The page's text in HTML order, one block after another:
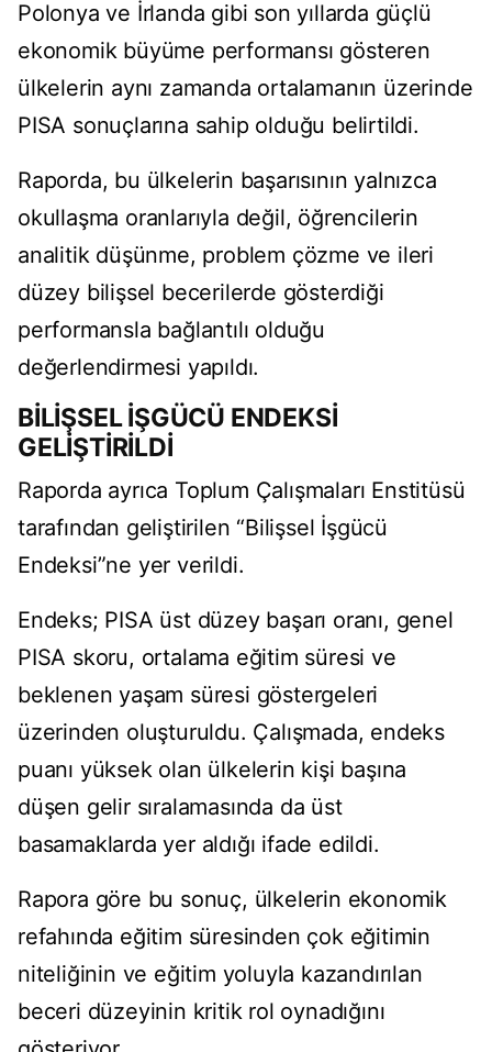
Polonya ve İrlanda gibi son yıllarda güçlü
ekonomik büyüme performansı gösteren
ülkelerin aynı zamanda ortalamanın üzerinde
PISA sonuçlarına sahip olduğu belirtildi.
Raporda, bu ülkelerin başarısının yalnızca
okullaşma oranlarıyla değil, öğrencilerin
analitik düşünme, problem çözme ve ileri
düzey bilişsel becerilerde gösterdiği
performansla bağlantılı olduğu
değerlendirmesi yapıldı.
BİLİŞSEL İŞGÜCÜ ENDEKSİ
GELİŞTİRİLDİ
Raporda ayrıca Toplum Çalışmaları Enstitüsü
tarafından geliştirilen “Bilişsel İşgücü
Endeksi”ne yer verildi.
Endeks; PISA üst düzey başarı oranı, genel
PISA skoru, ortalama eğitim süresi ve
beklenen yaşam süresi göstergeleri
üzerinden oluşturuldu. Çalışmada, endeks
puanı yüksek olan ülkelerin kişi başına
düşen gelir sıralamasında da üst
basamaklarda yer aldığı ifade edildi.
Rapora göre bu sonuç, ülkelerin ekonomik
refahında eğitim süresinden çok eğitimin
niteliğinin ve eğitim yoluyla kazandırılan
beceri düzeyinin kritik rol oynadığını